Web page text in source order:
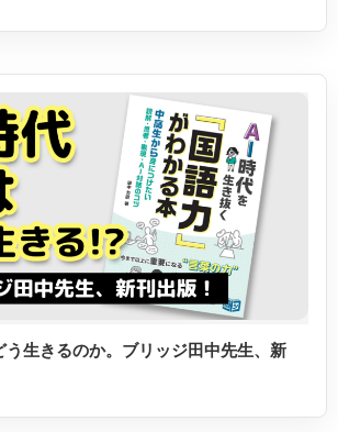
生きるのか。ブリッジ田中先生、新